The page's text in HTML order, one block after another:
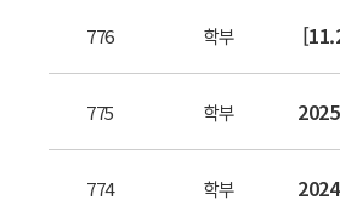
776 학부
775 학부
774 학부